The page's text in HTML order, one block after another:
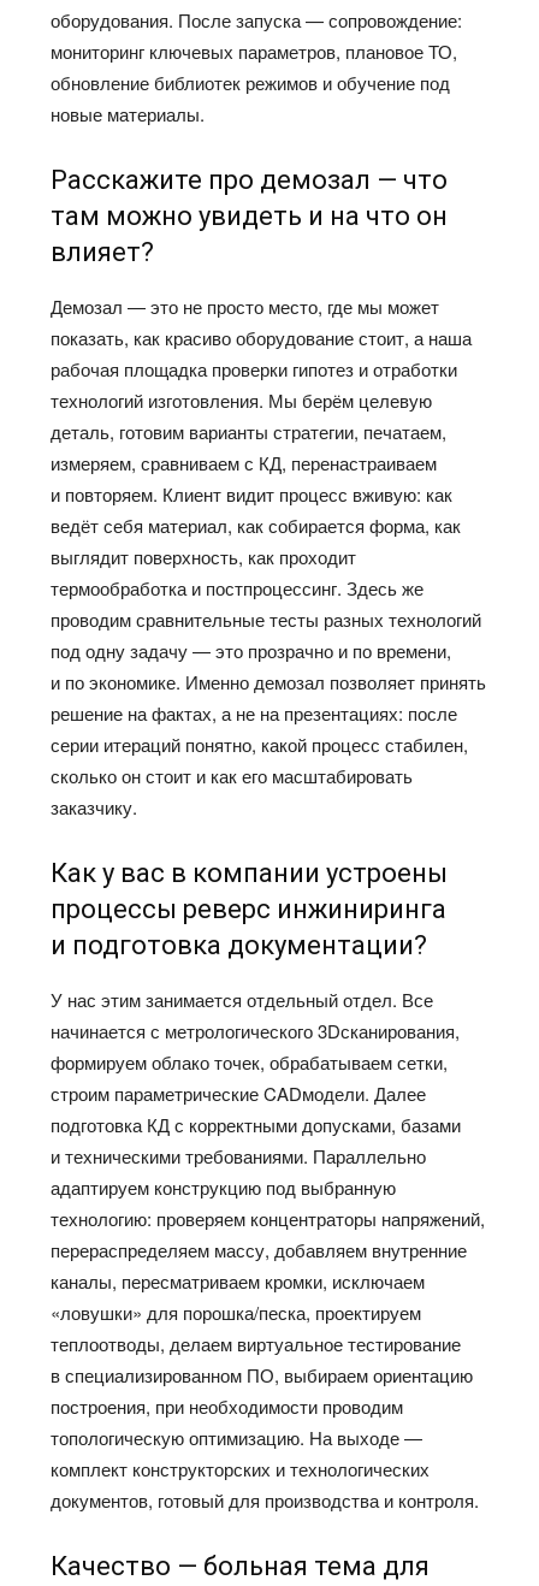
оборудования. После запуска — сопровождение:
мониторинг ключевых параметров, плановое ТО,
обновление библиотек режимов и обучение под
новые материалы.
Расскажите про демозал — что
там можно увидеть и на что он
влияет?
Демозал — это не просто место, где мы может
показать, как красиво оборудование стоит, а наша
рабочая площадка проверки гипотез и отработки
технологий изготовления. Мы берём целевую
деталь, готовим варианты стратегии, печатаем,
измеряем, сравниваем с КД, перенастраиваем
и повторяем. Клиент видит процесс вживую: как
ведёт себя материал, как собирается форма, как
выглядит поверхность, как проходит
термообработка и постпроцессинг. Здесь же
проводим сравнительные тесты разных технологий
под одну задачу — это прозрачно и по времени,
и по экономике. Именно демозал позволяет принять
решение на фактах, а не на презентациях: после
серии итераций понятно, какой процесс стабилен,
сколько он стоит и как его масштабировать
заказчику.
Как у вас в компании устроены
процессы реверс инжиниринга
и подготовка документации?
У нас этим занимается отдельный отдел. Все
начинается с метрологического 3Dсканирования,
формируем облако точек, обрабатываем сетки,
строим параметрические CADмодели. Далее
подготовка КД с корректными допусками, базами
и техническими требованиями. Параллельно
адаптируем конструкцию под выбранную
технологию: проверяем концентраторы напряжений,
перераспределяем массу, добавляем внутренние
каналы, пересматриваем кромки, исключаем
«ловушки» для порошка/песка, проектируем
теплоотводы, делаем виртуальное тестирование
в специализированном ПО, выбираем ориентацию
построения, при необходимости проводим
топологическую оптимизацию. На выходе —
комплект конструкторских и технологических
документов, готовый для производства и контроля.
Качество — больная тема для